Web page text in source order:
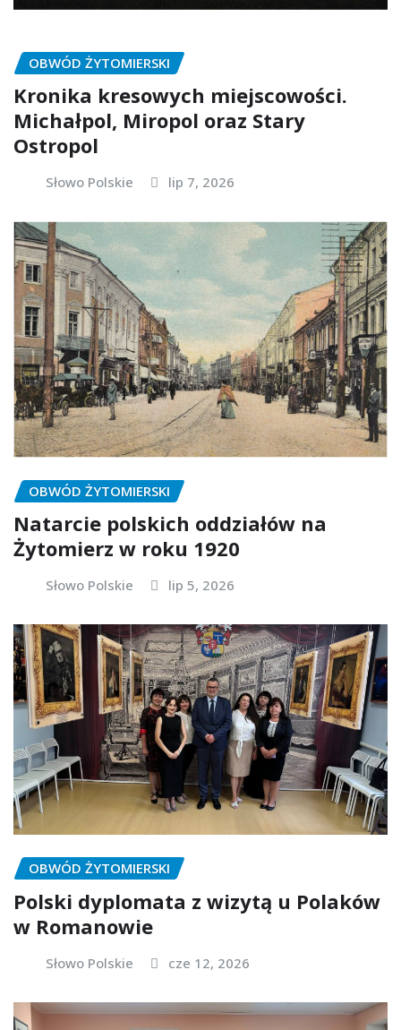
OBWÓD ŻYTOMIERSKI
Kronika kresowych miejscowości.
Michałpol, Miropol oraz Stary
Ostropol
Słowo Polskie lip 7, 2026
OBWÓD ŻYTOMIERSKI
Natarcie polskich oddziałów na
Żytomierz w roku 1920
Słowo Polskie lip 5, 2026
OBWÓD ŻYTOMIERSKI
Polski dyplomata z wizytą u Polaków
w Romanowie
Słowo Polskie cze 12, 2026